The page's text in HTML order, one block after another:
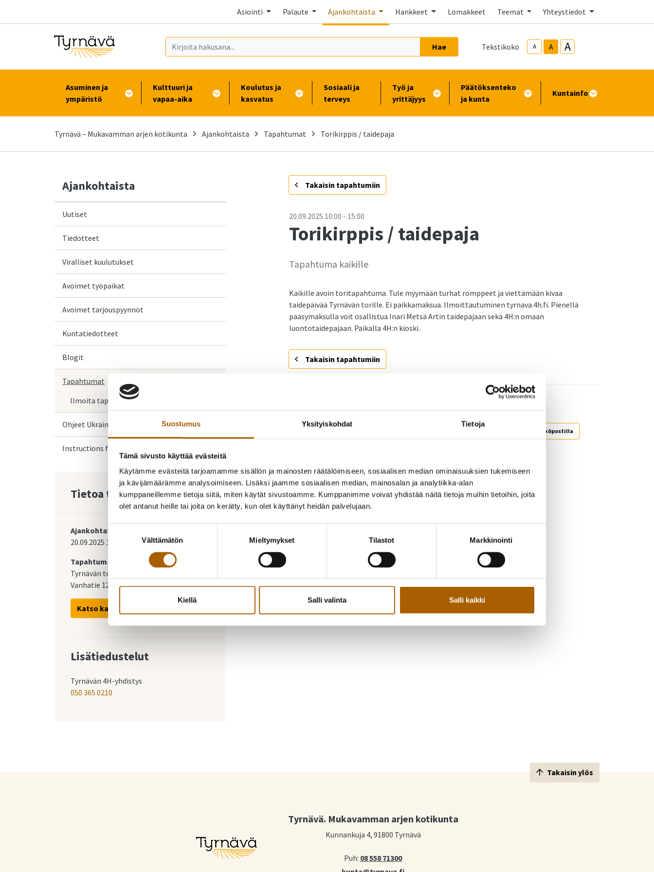
Suostumus Yksityiskohdat Tietoja
Tämä sivusto käyttää evästeitä
Käytämme evästeitä tarjoamamme sisällön ja mainosten räätälöimiseen, sosiaalisen median ominaisuuksien tukemiseen
ja kävijämäärämme analysoimiseen. Lisäksi jaamme sosiaalisen median, mainosalan ja analytiikka-alan
kumppaneillemme tietoja siitä, miten käytät sivustoamme. Kumppanimme voivat yhdistää näitä tietoja muihin tietoihin, joita
olet antanut heille tai joita on kerätty, kun olet käyttänyt heidän palvelujaan.
Suostumuksen
valinta
Välttämätön Mieltymykset Tilastot Markkinointi
Kiellä Salli valinta Salli kaikki
Asiointi Palaute Ajankohtaista Hankkeet Lomakkeet Teemat Yhteystiedot
Hae Tekstikoko A A A
Asuminen ja
ympäristö
Kulttuuri ja
vapaa-aika
Koulutus ja
kasvatus
Sosiaali ja
terveys
Työ ja
yrittäjyys
Päätöksenteko
ja kunta
Kuntainfo
Tyrnävä – Mukavamman arjen kotikunta Ajankohtaista Tapahtumat Torikirppis / taidepaja
Ajankohtaista
Uutiset
Tiedotteet
Viralliset kuulutukset
Avoimet työpaikat
Avoimet tarjouspyynnöt
Kuntatiedotteet
Blogit
Tapahtumat
Ilmoita tapahtuma
Ohjeet Ukrainasta saapuville
Instructions for Ukrainian arrivals
Tietoa tapahtumasta
Ajankohta:
20.09.2025 10:00
15:00
Tapahtumapaikka:
Tyrnävän tori
Vanhatie 12, 91800 Tyrnävä
Katso kartalla
Lisätiedustelut
Tyrnävän 4H-yhdistys
050 365 0210
- Takaisin tapahtumiin
20.09.2025 10:00 - 15:00
Torikirppis / taidepaja
Tapahtuma kaikille
Kaikille avoin toritapahtuma. Tule myymään turhat romppeet ja viettämään kivaa
taidepäivää Tyrnävän torille. Ei paikkamaksua. Ilmoittautuminen tyrnava.4h.fi. Pienellä
pääsymaksulla voit osallistua Inari Metsä Artin taidepajaan sekä 4H:n omaan
luontotaidepajaan. Paikalla 4H:n kioski.
Takaisin tapahtumiin
Kutsu kaveri mukaan!
Jaa Facebookissa Jaa WhatsAppilla Jaa sähköpostilla
Tyrnävä. Mukavamman arjen kotikunta
Kunnankuja 4, 91800 Tyrnävä
Puh: 08 558 71300
Takaisin ylös